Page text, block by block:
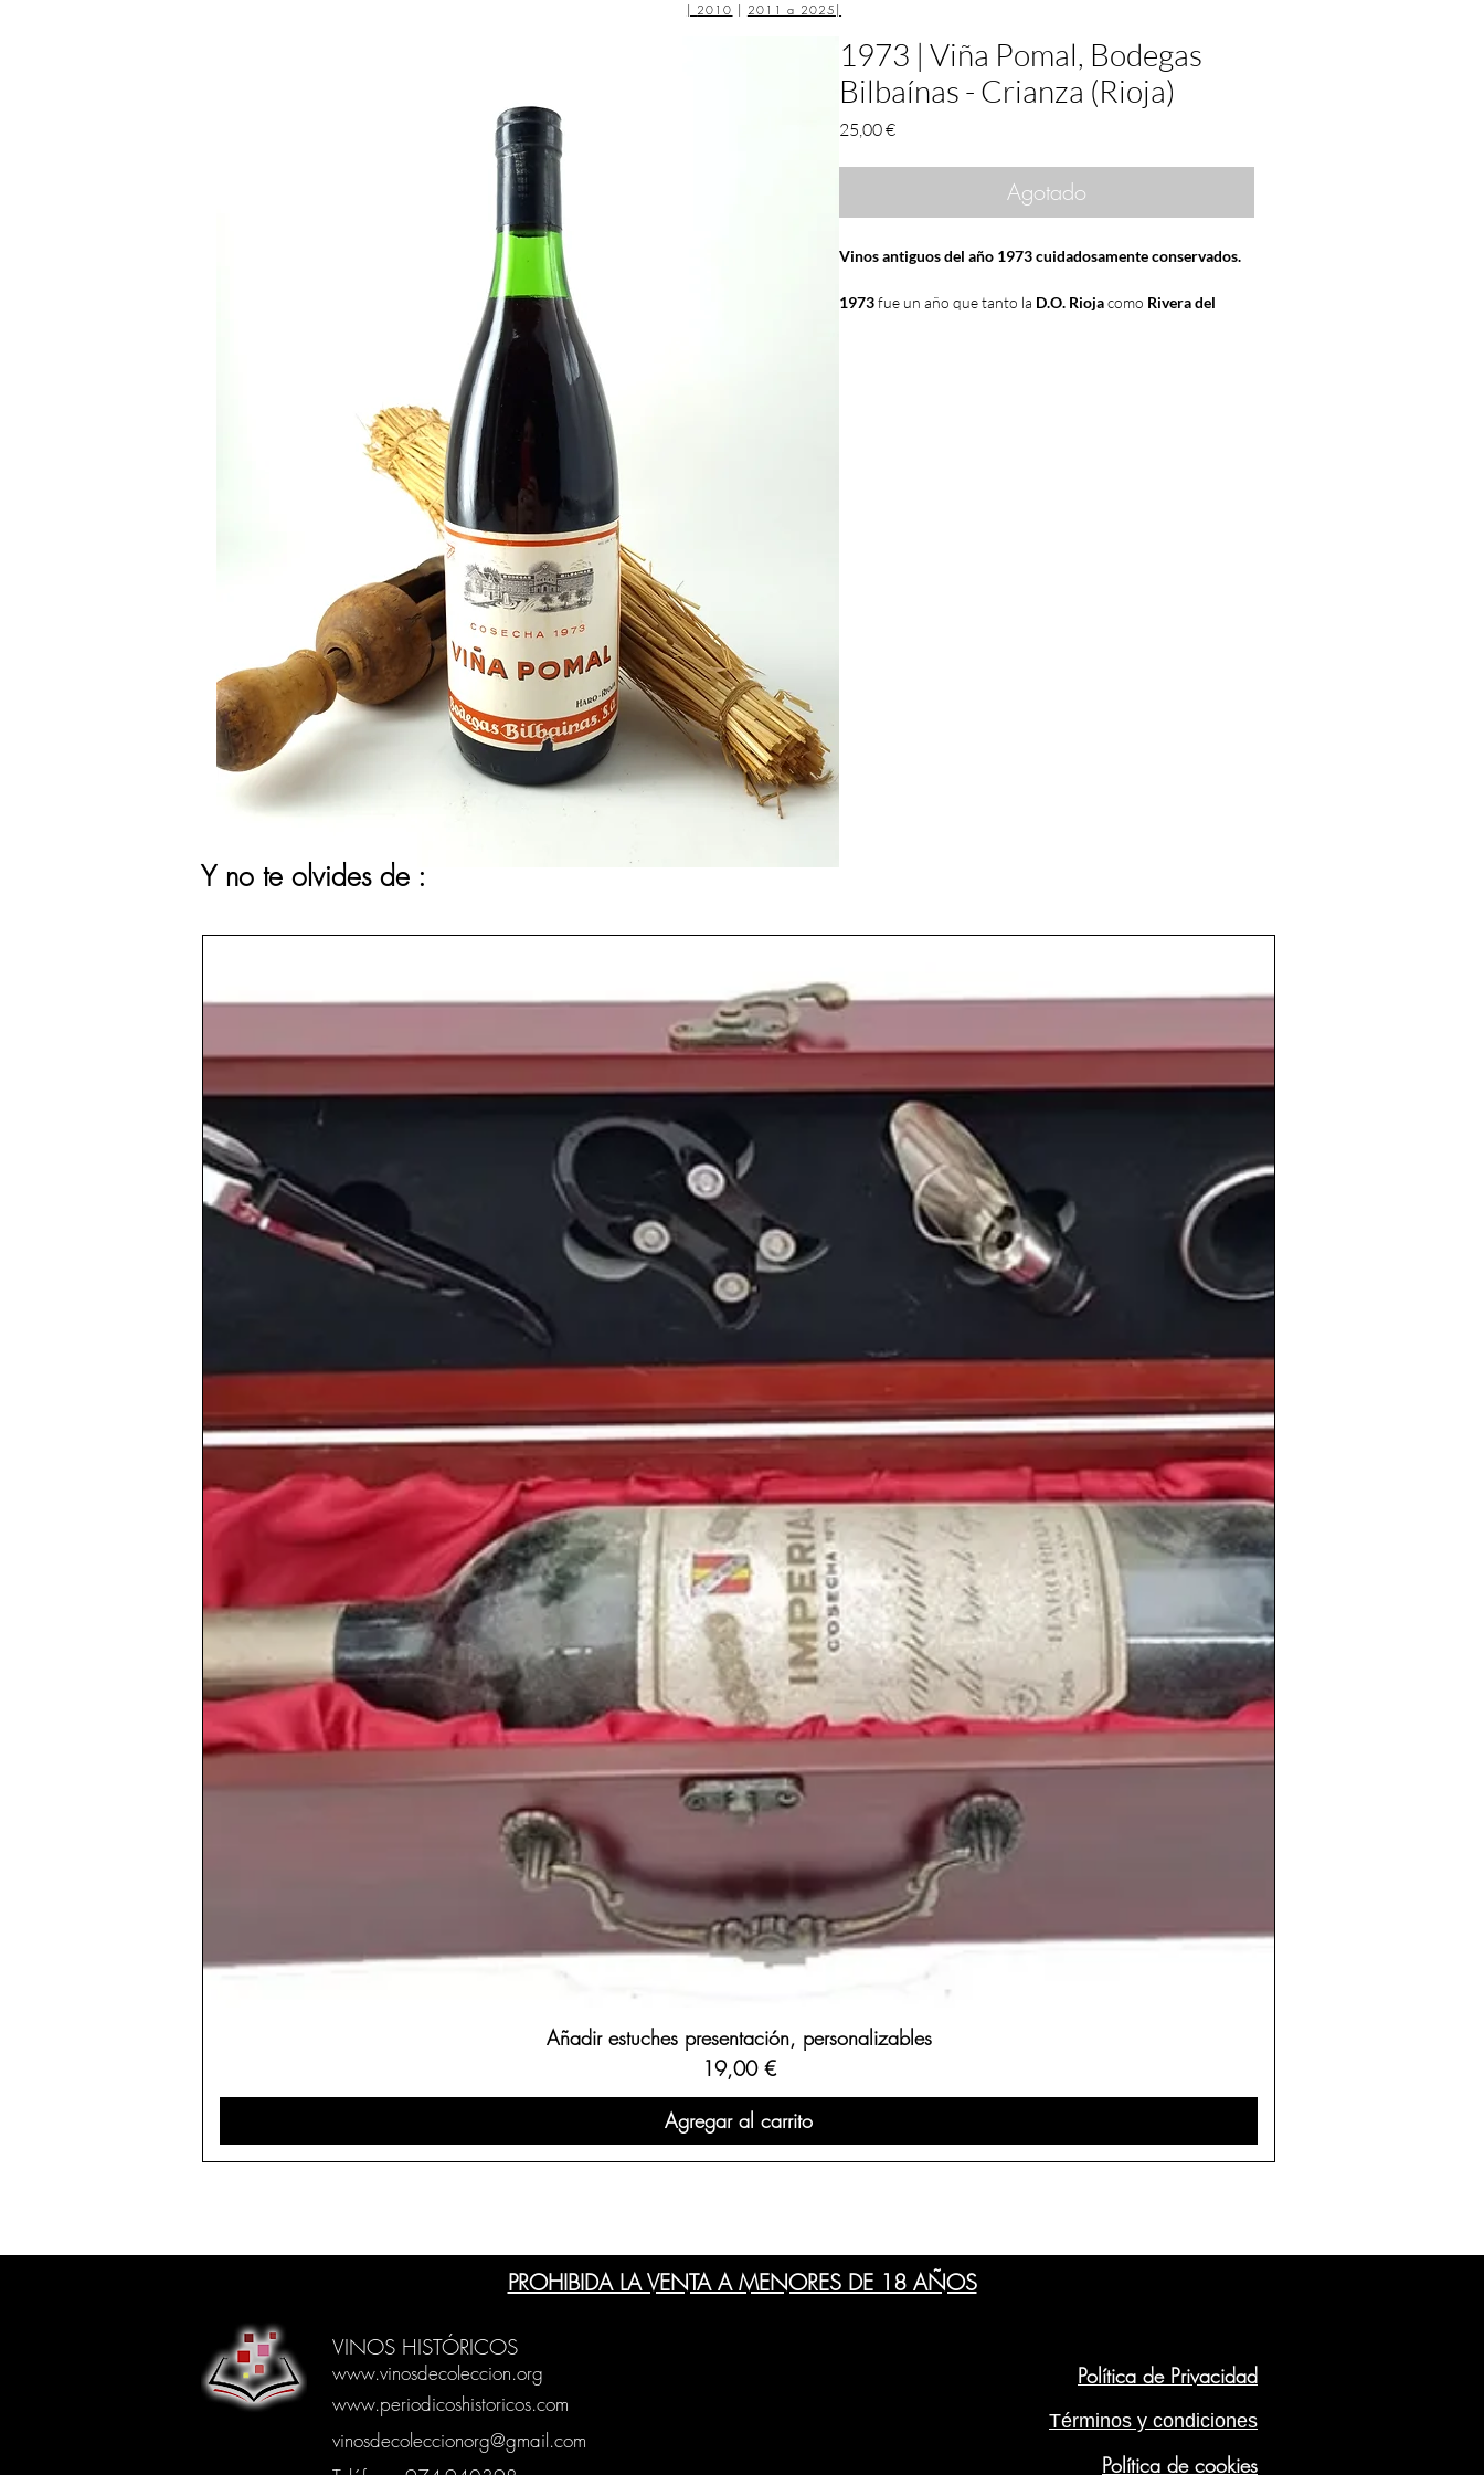
| 2010 | 2011 a 2025 |
1973 | Viña Pomal, Bodegas
Bilbaínas - Crianza (Rioja)
25,00 €Precio
Agotado
Vinos antiguos del año 1973 cuidadosamente conservados.
1973fue un año que tanto la D.O. Riojacomo Rivera del
Y no te olvides de :
Añadir estuches presentación, personalizables
Precio
19,00 €
Agregar al carrito
PROHIBIDA LA VENTA A MENORES DE 18 AÑOS
VINOS HISTÓRICOS
www.vinosdecoleccion.org
www.periodicoshistoricos.com
vinosdecoleccionorg@gmail.com
Política de Privacidad
Términos y condiciones
Política de cookies